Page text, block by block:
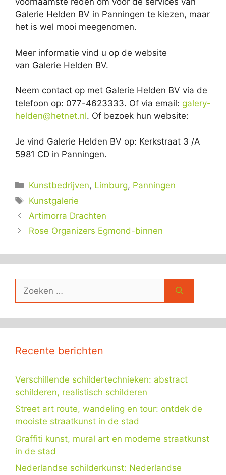
Galerie Helden BV in Panningen te kiezen, maar
het is wel mooi meegenomen.
Meer informatie vind u op de website
van Galerie Helden BV.
Neem contact op met Galerie Helden BV via de
telefoon op: 077-4623333. Of via email: galery-
helden@hetnet.nl. Of bezoek hun website:
Je vind Galerie Helden BV op: Kerkstraat 3 /A
5981 CD in Panningen.
Categorieën
Kunstbedrijven, Limburg, Panningen
Tags
Kunstgalerie
Artimorra Drachten
Rose Organizers Egmond-binnen
naar:
Recente berichten
Verschillende schildertechnieken: abstract
schilderen, realistisch schilderen
Street art route, wandeling en tour: ontdek de
mooiste straatkunst in de stad
Graffiti kunst, mural art en moderne straatkunst
in de stad
Nederlandse schilderkunst: Nederlandse